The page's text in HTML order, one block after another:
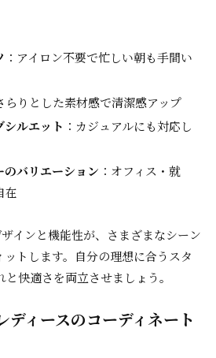
：アイロン不要で忙しい朝も手間い
らりとした素材感で清潔感アップ
シルエット ：カジュアルにも対応し
バリエーション ：オフィス・就
在
インと機能性が、さまざまなシーン
トします。自分の理想に合うスタ
快適さを両立させましょう。
ディースのコーディネート